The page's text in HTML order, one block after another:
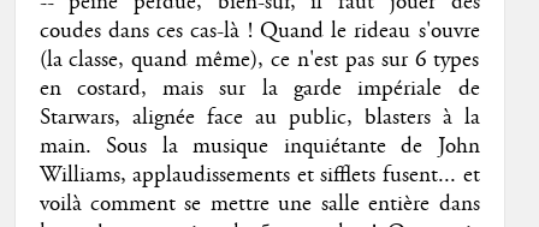
coudes dans ces cas-là ! Quand le rideau s'ouvre
(la classe, quand même), ce n'est pas sur 6 types
en costard, mais sur la garde impériale de
Starwars, alignée face au public, blasters à la
main. Sous la musique inquiétante de John
Williams, applaudissements et sifflets fusent... et
voilà comment se mettre une salle entière dans